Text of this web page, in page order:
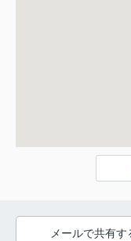
メールで共有す